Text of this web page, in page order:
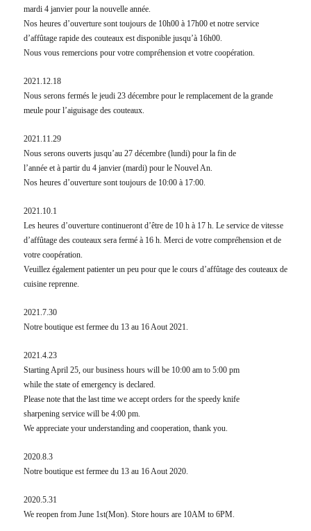
mardi 4 janvier pour la nouvelle année.
Nos heures d’ouverture sont toujours de 10h00 à 17h00 et notre service
d’affûtage rapide des couteaux est disponible jusqu’à 16h00.
Nous vous remercions pour votre compréhension et votre coopération.
2021.12.18
Nous serons fermés le jeudi 23 décembre pour le remplacement de la grande
meule pour l’aiguisage des couteaux.
2021.11.29
Nous serons ouverts jusqu’au 27 décembre (lundi) pour la fin de
l’année et à partir du 4 janvier (mardi) pour le Nouvel An.
Nos heures d’ouverture sont toujours de 10:00 à 17:00.
2021.10.1
Les heures d’ouverture continueront d’être de 10 h à 17 h. Le service de vitesse
d’affûtage des couteaux sera fermé à 16 h. Merci de votre compréhension et de
votre coopération.
Veuillez également patienter un peu pour que le cours d’affûtage des couteaux de
cuisine reprenne.
2021.7.30
Notre boutique est fermee du 13 au 16 Aout 2021.
2021.4.23
Starting April 25, our business hours will be 10:00 am to 5:00 pm
while the state of emergency is declared.
Please note that the last time we accept orders for the speedy knife
sharpening service will be 4:00 pm.
We appreciate your understanding and cooperation, thank you.
2020.8.3
Notre boutique est fermee du 13 au 16 Aout 2020.
2020.5.31
We reopen from June 1st(Mon). Store hours are 10AM to 6PM.